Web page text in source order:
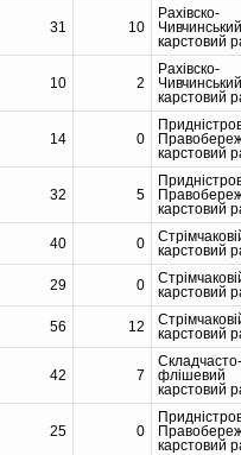
31 10
Рахівско-
Чивчинський
карстовий
10 2
Рахівско-
Чивчинський
карстовий
14 0
карстовий
32 5
карстовий
40 0
карстовий
29 0
карстовий
56 12
карстовий
42 7
Складчасто-
флішевий
карстовий
25 0
карстовий